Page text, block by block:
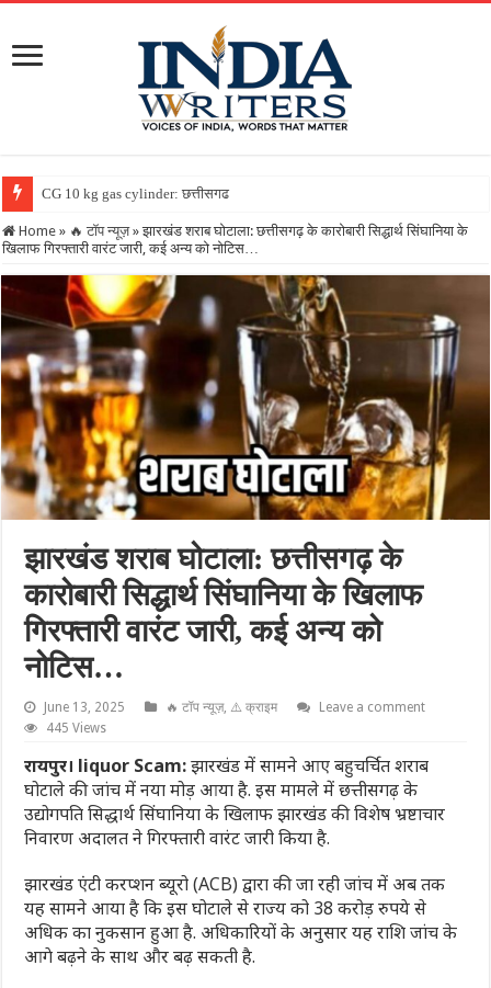
CG 10 kg gas cylinder: छत्तीसगढ़ में पहली बार मिलेगा 10
Home » 🔥 टॉप न्यूज़ » झारखंड शराब घोटाला: छत्तीसगढ़ के कारोबारी सिद्धार्थ सिंघानिया के
खिलाफ गिरफ्तारी वारंट जारी, कई अन्य को नोटिस…
झारखंड शराब घोटाला: छत्तीसगढ़ के
कारोबारी सिद्धार्थ सिंघानिया के खिलाफ
गिरफ्तारी वारंट जारी, कई अन्य को
नोटिस…
June 13, 2025 🔥 टॉप न्यूज़, ⚠️ क्राइम
Leave a comment
445 Views
रायपुर। liquor Scam:झारखंड में सामने आए बहुचर्चित शराब
घोटाले की जांच में नया मोड़ आया है. इस मामले में छत्तीसगढ़ के
उद्योगपति सिद्धार्थ सिंघानिया के खिलाफ झारखंड की विशेष भ्रष्टाचार
निवारण अदालत ने गिरफ्तारी वारंट जारी किया है.
झारखंड एंटी करप्शन ब्यूरो (ACB) द्वारा की जा रही जांच में अब तक
यह सामने आया है कि इस घोटाले से राज्य को 38 करोड़ रुपये से
अधिक का नुकसान हुआ है. अधिकारियों के अनुसार यह राशि जांच के
आगे बढ़ने के साथ और बढ़ सकती है.